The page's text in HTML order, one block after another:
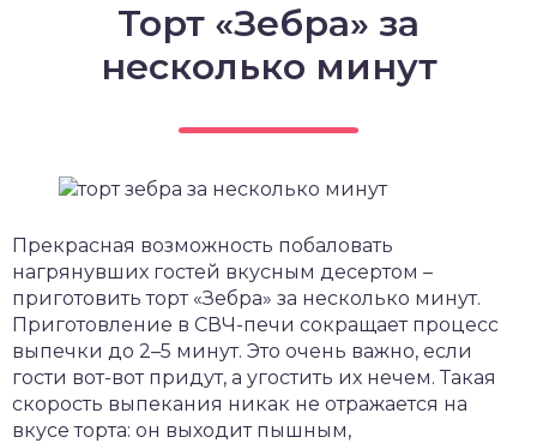
Торт «Зебра» за
несколько минут
Прекрасная возможность побаловать
нагрянувших гостей вкусным десертом –
приготовить торт «Зебра» за несколько минут.
Приготовление в СВЧ-печи сокращает процесс
выпечки до 2–5 минут. Это очень важно, если
гости вот-вот придут, а угостить их нечем. Такая
скорость выпекания никак не отражается на
вкусе торта: он выходит пышным,